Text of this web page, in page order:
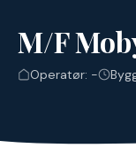
M/F
Operatør: -